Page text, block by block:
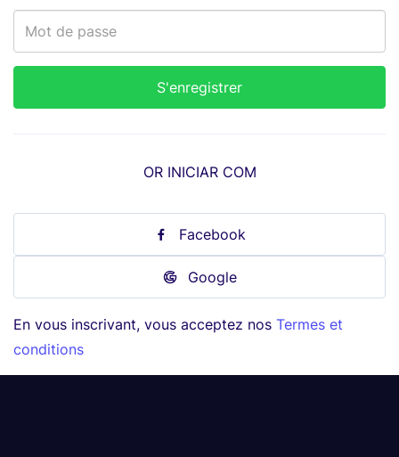
OR INICIAR COM
Facebook
Google
En vous inscrivant, vous acceptez nos Termes et
conditions